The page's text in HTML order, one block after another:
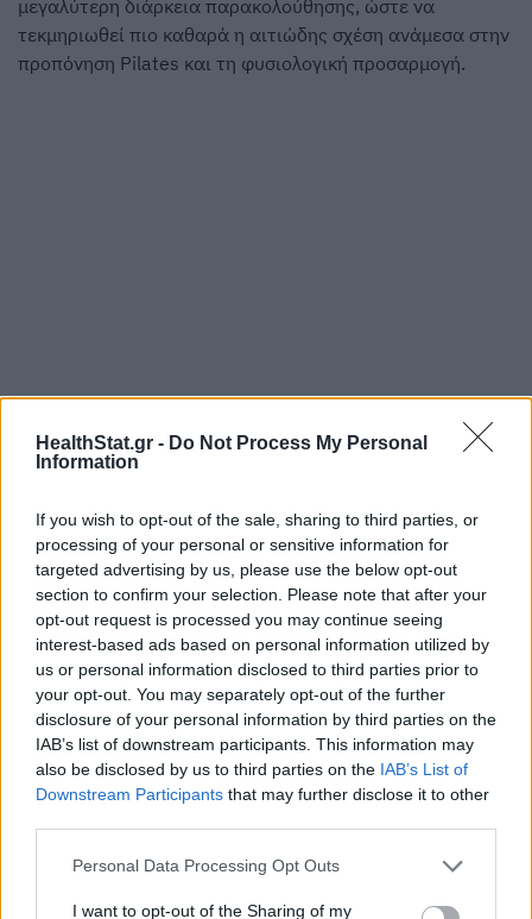
HealthStat.gr - Do Not Process My Personal
Information
If you wish to opt-out of the sale, sharing to third parties, or
processing of your personal or sensitive information for
targeted advertising by us, please use the below opt-out
section to confirm your selection. Please note that after your
opt-out request is processed you may continue seeing
interest-based ads based on personal information utilized by
us or personal information disclosed to third parties prior to
your opt-out. You may separately opt-out of the further
disclosure of your personal information by third parties on the
IAB’s list of downstream participants. This information may
also be disclosed by us to third parties on the IAB’s List of
Downstream Participants that may further disclose it to other
Personal Data Processing Opt Outs
I want to opt-out of the Sharing of my
μεγαλύτερη διάρκεια παρακολούθησης, ώστε να
τεκμηριωθεί πιο καθαρά η αιτιώδης σχέση ανάμεσα στην
προπόνηση Pilates και τη φυσιολογική προσαρμογή.
ΔΙΑΒΑΣΤΕ ΑΚΟΜΑ